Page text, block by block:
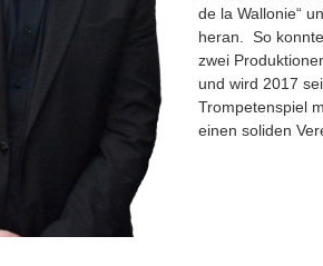
de la Wallonie“
heran. So
zwei
und wird 2017
Trompetenspiel
einen soliden